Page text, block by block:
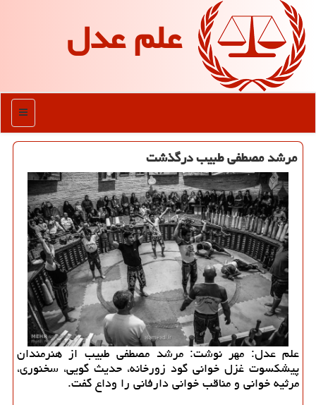
علم عدل
منو
مرشد مصطفی طبیب درگذشت
علم عدل: مهر نوشت: مرشد مصطفی طبیب از هنرمندان
پیشكسوت غزل خوانی گود زورخانه، حدیث گویی، سخنوری،
مرثیه خوانی و مناقب خوانی دارفانی را وداع گفت.